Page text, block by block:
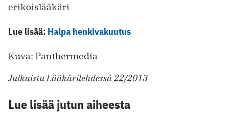
erikoislääkäri
Lue lisää: Halpa henkivakuutus
Kuva: Panthermedia
Julkaistu Lääkärilehdessä 22/2013
Lue lisää jutun aiheesta